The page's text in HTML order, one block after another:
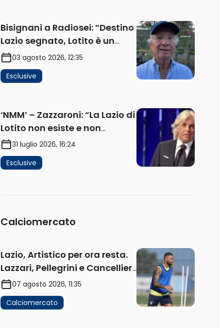
Bisignani a Radiosei: “Destino
Lazio segnato, Lotito è un
problema, la chiave sono
Flaminio e politica. La
protesta e gli interessi dei
03 agosto 2026, 12:35
Esclusive
‘NMM’ – Zazzaroni: “La Lazio di
Lotito non esiste e non
funziona più. E’ ora di lasciare,
ma lui non ascolta.
Pignataro? Ho verificato…”
31 luglio 2026, 16:24
Esclusive
Calciomercato
Lazio, Artistico per ora resta.
Lazzari, Pellegrini e Cancellieri
in uscita
07 agosto 2026, 11:35
Calciomercato